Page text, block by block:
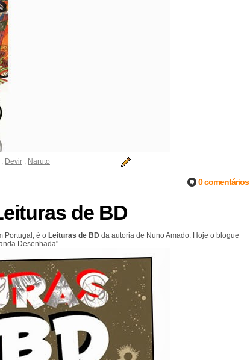
, Devir , Naruto
0 comentários
de BD
Portugal, é o Leituras de BD da autoria de Nuno Amado. Hoje o blogue
Desenhada".